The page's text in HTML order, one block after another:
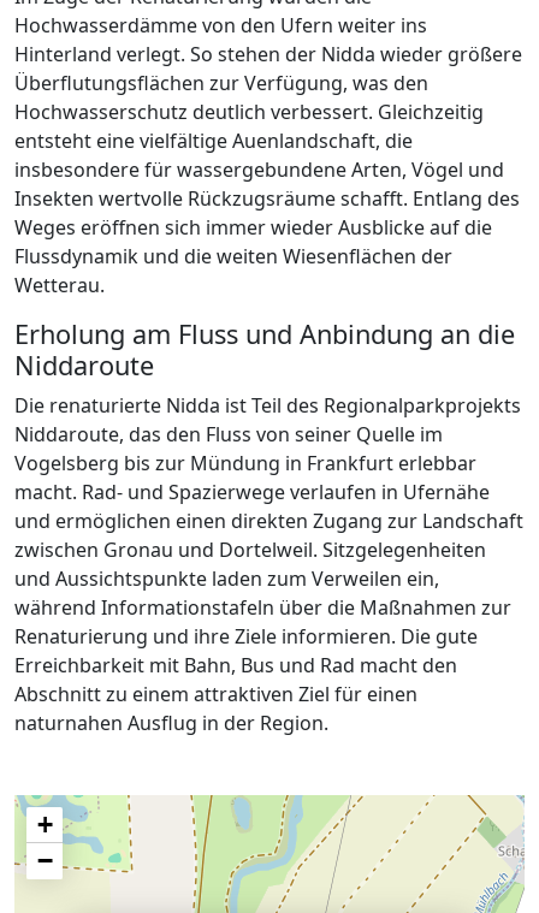
Hochwasserdämme von den Ufern weiter ins
Hinterland verlegt. So stehen der Nidda wieder größere
Überflutungsflächen zur Verfügung, was den
Hochwasserschutz deutlich verbessert. Gleichzeitig
entsteht eine vielfältige Auenlandschaft, die
insbesondere für wassergebundene Arten, Vögel und
Insekten wertvolle Rückzugsräume schafft. Entlang des
Weges eröffnen sich immer wieder Ausblicke auf die
Flussdynamik und die weiten Wiesenflächen der
Wetterau.
Erholung am Fluss und Anbindung an die
Niddaroute
Die renaturierte Nidda ist Teil des Regionalparkprojekts
Niddaroute, das den Fluss von seiner Quelle im
Vogelsberg bis zur Mündung in Frankfurt erlebbar
macht. Rad- und Spazierwege verlaufen in Ufernähe
und ermöglichen einen direkten Zugang zur Landschaft
zwischen Gronau und Dortelweil. Sitzgelegenheiten
und Aussichtspunkte laden zum Verweilen ein,
während Informationstafeln über die Maßnahmen zur
Renaturierung und ihre Ziele informieren. Die gute
Erreichbarkeit mit Bahn, Bus und Rad macht den
Abschnitt zu einem attraktiven Ziel für einen
naturnahen Ausflug in der Region.
+
−